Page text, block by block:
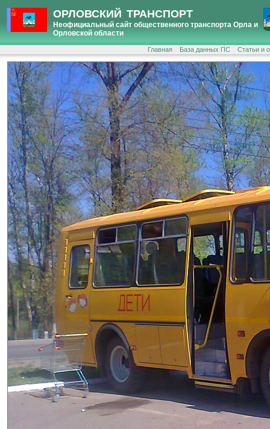
ОРЛОВСКИЙ ТРАНСПОРТ
Неофициальный сайт общественного транспорта Орла и
Орловской области
Главная База данных ПС Статьи и